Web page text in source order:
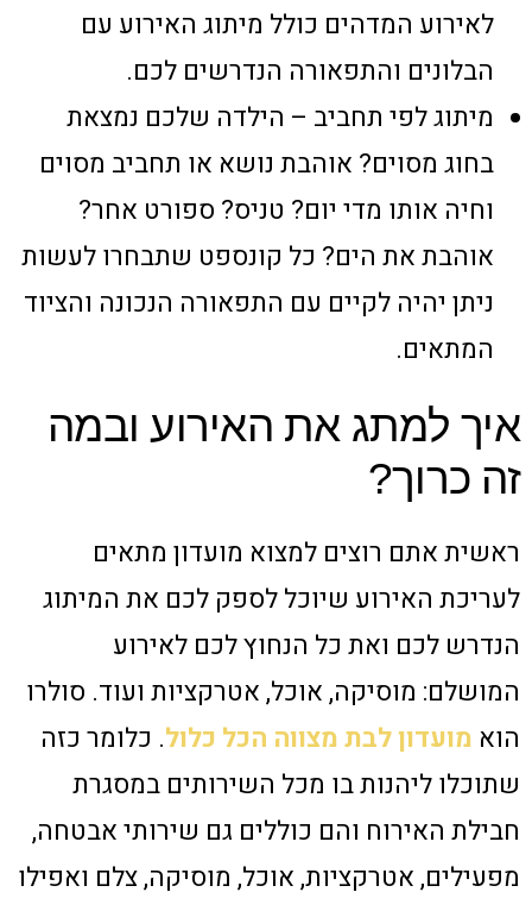
לאירוע המדהים כולל מיתוג האירוע עם
הבלונים והתפאורה הנדרשים לכם.
מיתוג לפי תחביב – הילדה שלכם נמצאת
בחוג מסוים? אוהבת נושא או תחביב מסוים
וחיה אותו מדי יום? טניס? ספורט אחר?
אוהבת את הים? כל קונספט שתבחרו לעשות
ניתן יהיה לקיים עם התפאורה הנכונה והציוד
המתאים.
איך למתג את האירוע ובמה
זה כרוך?
ראשית אתם רוצים למצוא מועדון מתאים
לעריכת האירוע שיוכל לספק לכם את המיתוג
הנדרש לכם ואת כל הנחוץ לכם לאירוע
המושלם: מוסיקה, אוכל, אטרקציות ועוד. סולרו
הוא מועדון לבת מצווה הכל כלול. כלומר כזה
שתוכלו ליהנות בו מכל השירותים במסגרת
חבילת האירוח והם כוללים גם שירותי אבטחה,
מפעילים, אטרקציות, אוכל, מוסיקה, צלם ואפילו